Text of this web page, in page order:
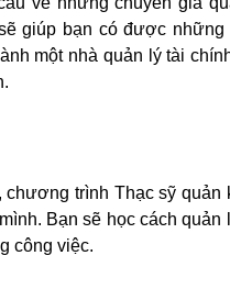
giúp bạn có được
một nhà quản lý tài
trình Thạc sỹ
Bạn sẽ học cách
công việc.